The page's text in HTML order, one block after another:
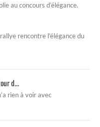
au concours d’élégance.
rencontre l’élégance du
d...
rien à voir avec